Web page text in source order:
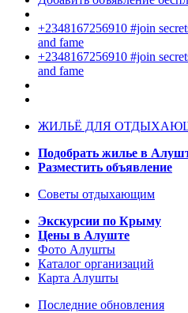
+2348167256910 #join
and fame
+2348167256910 #join
and fame
ЖИЛЬЁ ДЛЯ
Подобрать жилье в
Разместить объявление
Советы отдыхающим
Экскурсии по Крыму
Цены в Алуште
Фото Алушты
Каталог организаций
Карта Алушты
Последние обновления